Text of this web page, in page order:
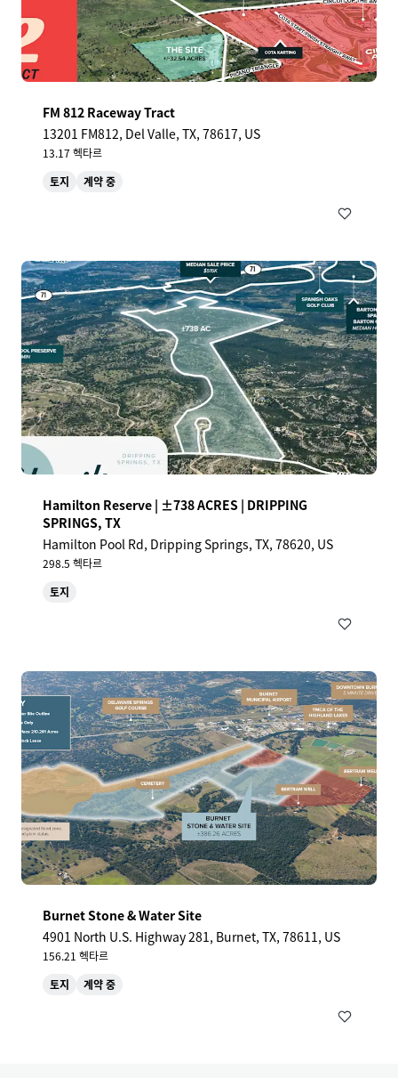
FM 812 Raceway Tract
13201 FM812, Del Valle, TX, 78617, US
13.17 헥타르
토지
계약 중
Hamilton Reserve | ±738 ACRES | DRIPPING
SPRINGS, TX
Hamilton Pool Rd, Dripping Springs, TX, 78620, US
298.5 헥타르
토지
Burnet Stone & Water Site
4901 North U.S. Highway 281, Burnet, TX, 78611, US
156.21 헥타르
토지
계약 중